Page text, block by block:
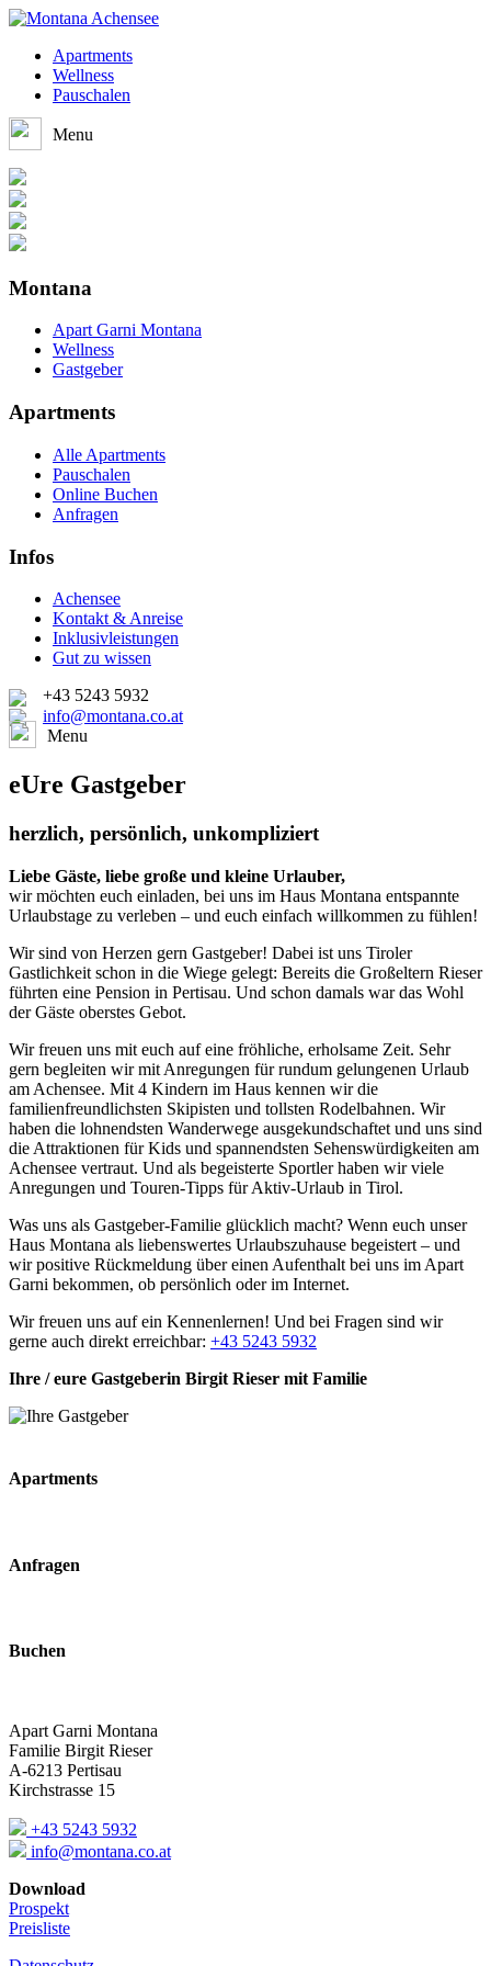
Apartments
Wellness
Pauschalen
Menu
Montana
Apart Garni Montana
Wellness
Gastgeber
Apartments
Alle Apartments
Pauschalen
Online Buchen
Anfragen
Infos
Achensee
Kontakt & Anreise
Inklusivleistungen
Gut zu wissen
+43 5243 5932
info@montana.co.at
Menu
eUre Gastgeber
herzlich, persönlich, unkompliziert
Liebe Gäste, liebe große und kleine Urlauber,
wir möchten euch einladen, bei uns im Haus Montana entspannte
Urlaubstage zu verleben – und euch einfach willkommen zu fühlen!
Wir sind von Herzen gern Gastgeber! Dabei ist uns Tiroler
Gastlichkeit schon in die Wiege gelegt: Bereits die Großeltern Rieser
führten eine Pension in Pertisau. Und schon damals war das Wohl
der Gäste oberstes Gebot.
Wir freuen uns mit euch auf eine fröhliche, erholsame Zeit. Sehr
gern begleiten wir mit Anregungen für rundum gelungenen Urlaub
am Achensee. Mit 4 Kindern im Haus kennen wir die
familienfreundlichsten Skipisten und tollsten Rodelbahnen. Wir
haben die lohnendsten Wanderwege ausgekundschaftet und uns sind
die Attraktionen für Kids und spannendsten Sehenswürdigkeiten am
Achensee vertraut. Und als begeisterte Sportler haben wir viele
Anregungen und Touren-Tipps für Aktiv-Urlaub in Tirol.
Was uns als Gastgeber-Familie glücklich macht? Wenn euch unser
Haus Montana als liebenswertes Urlaubszuhause begeistert – und
wir positive Rückmeldung über einen Aufenthalt bei uns im Apart
Garni bekommen, ob persönlich oder im Internet.
Wir freuen uns auf ein Kennenlernen! Und bei Fragen sind wir
gerne auch direkt erreichbar: +43 5243 5932
Ihre / eure Gastgeberin Birgit Rieser mit Familie
Apartments
Anfragen
Buchen
Apart Garni Montana
Familie Birgit Rieser
A-6213 Pertisau
Kirchstrasse 15
+43 5243 5932
info@montana.co.at
Download
Prospekt
Preisliste